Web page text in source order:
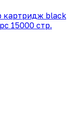
картридж black
15000 стр.